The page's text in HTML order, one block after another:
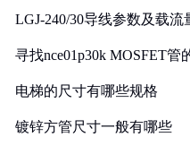
LGJ-240/30导线参数及载流
寻找nce01p30k MOSFET管
电梯的尺寸有哪些规格
镀锌方管尺寸一般有哪些